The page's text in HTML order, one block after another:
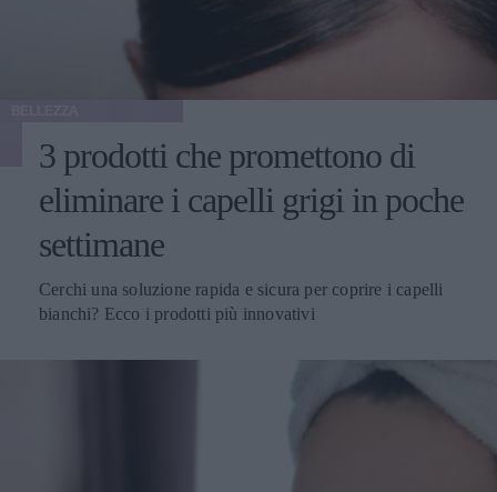
3 prodotti che promettono di
eliminare i capelli grigi in poche
settimane
Cerchi una soluzione rapida e sicura per coprire i capelli
bianchi? Ecco i prodotti più innovativi